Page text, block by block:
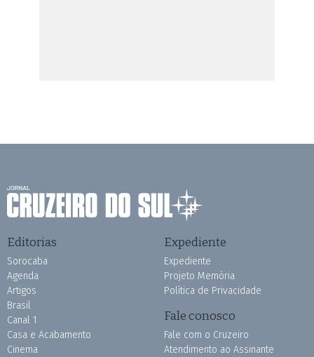
Editorias
Sorocaba
Agenda
Artigos
Brasil
Canal 1
Casa e Acabamento
Cinema
Expediente
Expediente
Projeto Memória
Política de Privacidade
Fale conosco
Fale com o Cruzeiro
Atendimento ao Assinante